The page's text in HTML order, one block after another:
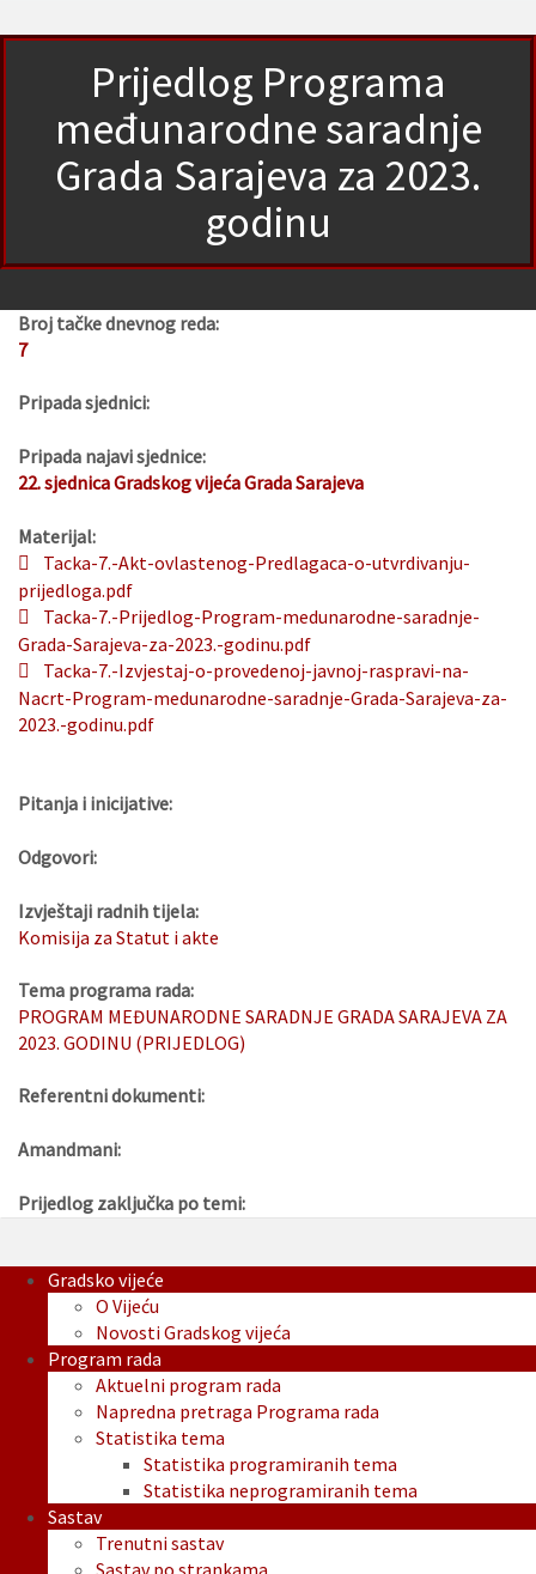
Prijedlog Programa
međunarodne saradnje
Grada Sarajeva za 2023.
godinu
Broj tačke dnevnog reda:
7
Pripada sjednici:
Pripada najavi sjednice:
22. sjednica Gradskog vijeća Grada Sarajeva
Materijal:
Tacka-7.-Akt-ovlastenog-Predlagaca-o-utvrdivanju-
prijedloga.pdf
Tacka-7.-Prijedlog-Program-medunarodne-saradnje-
Grada-Sarajeva-za-2023.-godinu.pdf
Tacka-7.-Izvjestaj-o-provedenoj-javnoj-raspravi-na-
Nacrt-Program-medunarodne-saradnje-Grada-Sarajeva-za-
2023.-godinu.pdf
Pitanja i inicijative:
Odgovori:
Izvještaji radnih tijela:
Komisija za Statut i akte
Tema programa rada:
PROGRAM MEĐUNARODNE SARADNJE GRADA SARAJEVA ZA
2023. GODINU (PRIJEDLOG)
Referentni dokumenti:
Amandmani:
Prijedlog zaključka po temi:
Gradsko vijeće
O Vijeću
Novosti Gradskog vijeća
Program rada
Aktuelni program rada
Napredna pretraga Programa rada
Statistika tema
Statistika programiranih tema
Statistika neprogramiranih tema
Sastav
Trenutni sastav